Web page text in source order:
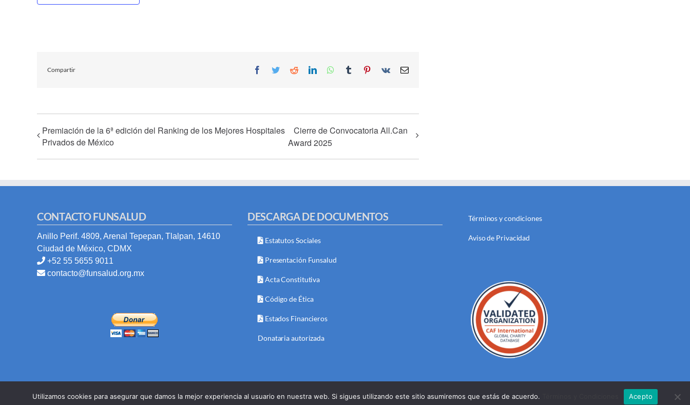
Compartir Facebook
TwitterRedditLinkedInWhatsApp
Tumblr Pinterest
Vk Email
Premiación de la 6ª edición del Ranking de los Mejores Hospitales
Privados de México
Cierre de Convocatoria All.Can
Award 2025
CONTACTO FUNSALUD
Anillo Perif. 4809, Arenal Tepepan, Tlalpan, 14610
Ciudad de México, CDMX
+52 55 5655 9011
contacto@funsalud.org.mx
DESCARGA DE DOCUMENTOS
Estatutos Sociales
Presentación Funsalud
Acta Constitutiva
Código de Ética
Estados Financieros
Donataria autorizada
Términos y condiciones
Aviso de Privacidad
Utilizamos cookies para asegurar que damos la mejor experiencia al usuario en nuestra web. Si sigues utilizando este sitio asumiremos que estás de acuerdo. Acepto